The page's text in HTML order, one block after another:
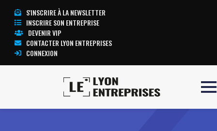
S'INSCRIRE À LA NEWSLETTER
INSCRIRE SON ENTREPRISE
DEVENIR VIP
CONTACTER LYON ENTREPRISES
CONNEXION